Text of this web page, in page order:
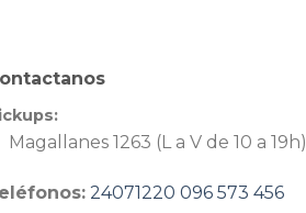
Magallanes 1263 (L a V de 10 a 19h)
24071220 096 573 456